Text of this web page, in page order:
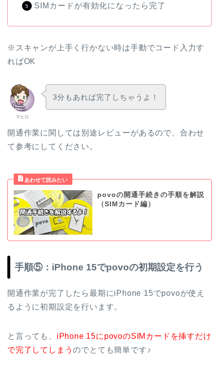
SIMカードが有効化になったら完了
※スキャンが上手く行かない時は手動でコード入力す
ればOK
マヒロ
3分もあれば完了しちゃうよ！
開通作業に関しては別途レビューがあるので、合わせ
て参考にしてください。
povoの開通手続きの手順を解説
（SIMカード編）
手順⑤：iPhone 15でpovoの初期設定を行う
開通作業が完了したら最期にiPhone 15でpovoが使え
るように初期設定を行います。
と言っても、 iPhone 15にpovoのSIMカードを挿すだけ
で完了してしまうのでとても簡単です♪